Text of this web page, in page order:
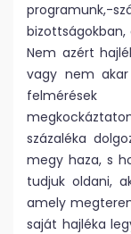
programunk,-
bizottságokban,
Nem azért
vagy nem
százaléka
megy haza, s
tudjuk oldani,
amely
saját hajléka